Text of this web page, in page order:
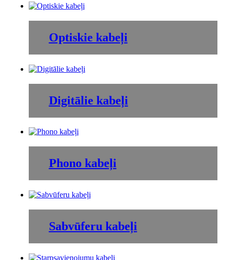
Optiskie kabeļi
Digitālie kabeļi
Phono kabeļi
Sabvūferu kabeļi